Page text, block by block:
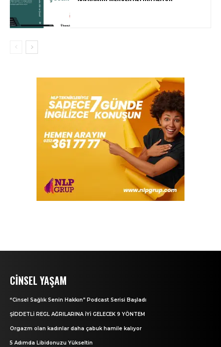
CINSEL YAŞAM
“Cinsel Sağlık Senin Hakkın” Podcast Serisi Başladı
ŞİDDETLİ REGL AĞRILARINA İYİ GELECEK 9 YÖNTEM
Orgazm olan kadınlar daha çabuk hamile kalıyor
5 Adımda Libidonuzu Yükseltin